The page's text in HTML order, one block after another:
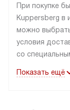
При покупке
Kuppersberg в
можно
условия
со
в пределах
Показать ещё